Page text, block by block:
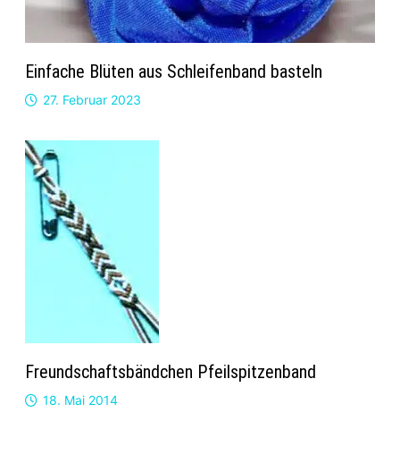
Einfache Blüten aus Schleifenband basteln
27. Februar 2023
Freundschaftsbändchen Pfeilspitzenband
18. Mai 2014